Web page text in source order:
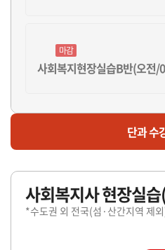
마감
사회복지현장실습B반(오전/
사회복지현장실습C반(오후/
마감
사회복지현장실습D반(오후
단과 수
사회복지사 현장실
*수도권 외 전국(섬·산간지역 제